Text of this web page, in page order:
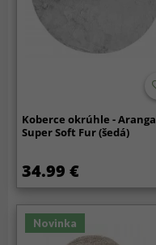
Koberce okrúhle - Aranga
Super Soft Fur (šedá)
34.99 €
Novinka